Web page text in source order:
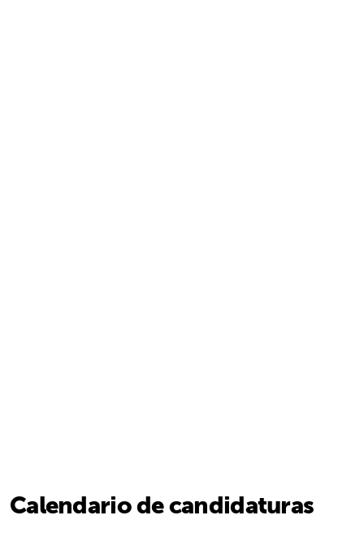
Calendario de candidaturas